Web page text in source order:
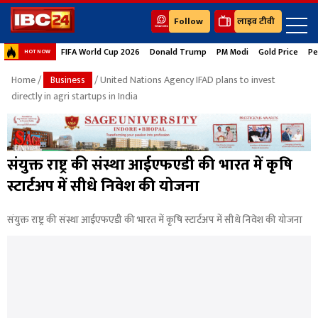
Follow लाइव टीवी
HOT NOW FIFA World Cup 2026 Donald Trump PM Modi Gold Price
Home/ Business
/ United Nations Agency IFAD plans to invest
directly in agri startups in India
संयुक्त राष्ट्र की संस्था आईएफएडी की भारत में कृषि
स्टार्टअप में सीधे निवेश की योजना
संयुक्त राष्ट्र की संस्था आईएफएडी की भारत में कृषि स्टार्टअप में सीधे निवेश की योजना